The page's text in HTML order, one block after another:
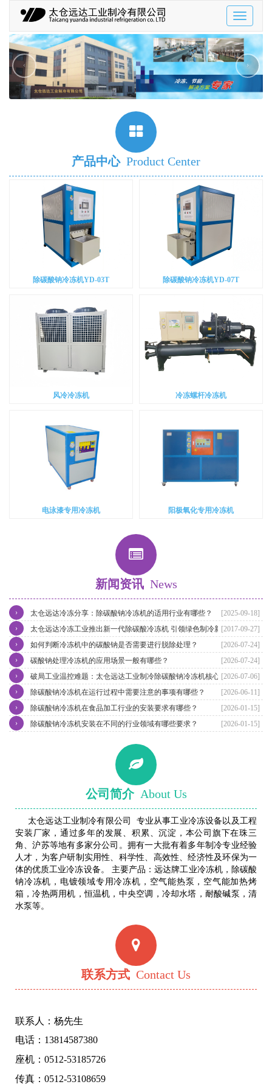
Toggle
‹ ›
产品中心 Product Center
除碳酸钠冷冻机YD-03T 除碳酸钠冷冻机YD-07T
风冷冷冻机 冷冻螺杆冷冻机
电泳漆专用冷冻机 阳极氧化专用冷冻机
新闻资讯 News
[2025-09-18]
太仓远达冷冻分享：除碳酸钠冷冻机的适用行业有哪些？
›
[2017-09-27]
太仓远达冷冻工业推出新一代除碳酸冷冻机 引领绿色制冷新潮流
›
[2026-07-24]
如何判断冷冻机中的碳酸钠是否需要进行脱除处理？
›
[2026-07-24]
碳酸钠处理冷冻机的应用场景一般有哪些？
›
[2026-07-06]
破局工业温控难题：太仓远达工业制冷除碳酸钠冷冻机核心优势解析
›
[2026-06-11]
除碳酸钠冷冻机在运行过程中需要注意的事项有哪些？
›
[2026-01-15]
除碳酸钠冷冻机在食品加工行业的安装要求有哪些？
›
[2026-01-15]
除碳酸钠冷冻机安装在不同的行业领域有哪些要求？
›
公司简介 About Us
太仓远达工业制冷有限公司 专业从事工业冷冻设备以及工程
安装厂家，通过多年的发展、积累、沉淀，本公司旗下在珠三
角、沪苏等地有多家分公司。拥有一大批有着多年制冷专业经验
人才，为客户研制实用性、科学性、高效性、经济性及环保为一
体的优质工业冷冻设备。 主要产品：远达牌工业冷冻机，除碳酸
钠冷冻机，电镀领域专用冷冻机，空气能热泵，空气能加热烤
箱，冷热两用机，恒温机，中央空调，冷却水塔，耐酸碱泵，清
水泵等。
联系方式 Contact Us
联系人：杨先生
电话：13814587380
座机：0512-53185726
传真：0512-53108659